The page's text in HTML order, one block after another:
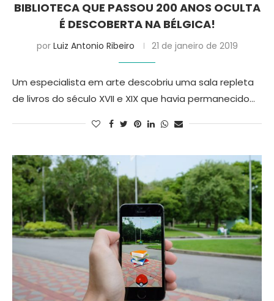
BIBLIOTECA QUE PASSOU 200 ANOS OCULTA
É DESCOBERTA NA BÉLGICA!
por Luiz Antonio Ribeiro 21 de janeiro de 2019
Um especialista em arte descobriu uma sala repleta
de livros do século XVII e XIX que havia permanecido…